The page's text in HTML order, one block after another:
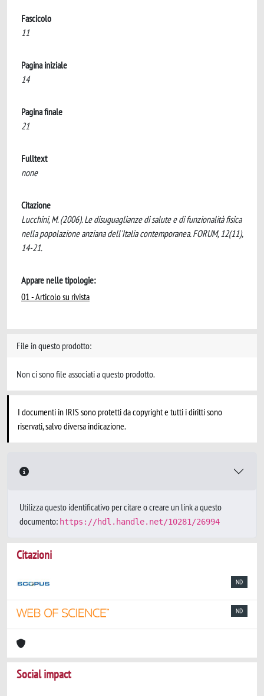
Fascicolo
11
Pagina iniziale
14
Pagina finale
21
Fulltext
none
Citazione
Lucchini, M. (2006). Le disuguaglianze di salute e di funzionalità fisica
nella popolazione anziana dell'Italia contemporanea. FORUM, 12(11),
14-21.
Appare nelle tipologie:
01 - Articolo su rivista
File in questo prodotto:
Non ci sono file associati a questo prodotto.
I documenti in IRIS sono protetti da copyright e tutti i diritti sono
riservati, salvo diversa indicazione.
Utilizza questo identificativo per citare o creare un link a questo
documento: https://hdl.handle.net/10281/26994
Citazioni
ND
ND
Social impact